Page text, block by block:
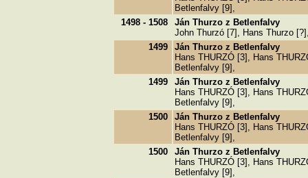
Betlenfalvy [9],
1498 - 1508
Ján Thurzo z Betlenfalvy
John Thurzó [7], Hans Thurzo
1499
Ján Thurzo z Betlenfalvy
Hans THURZÓ [3], Hans
Betlenfalvy [9],
1499
Ján Thurzo z Betlenfalvy
Hans THURZÓ [3], Hans
Betlenfalvy [9],
1500
Ján Thurzo z Betlenfalvy
Hans THURZÓ [3], Hans
Betlenfalvy [9],
1500
Ján Thurzo z Betlenfalvy
Hans THURZÓ [3], Hans
Betlenfalvy [9],